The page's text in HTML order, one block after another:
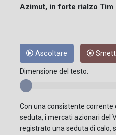
Azimut, in forte rialzo Tim
Ascoltare
Dimensione del testo:
Con una consistente corrente
seduta, i mercati azionari del
registrato una seduta di calo,